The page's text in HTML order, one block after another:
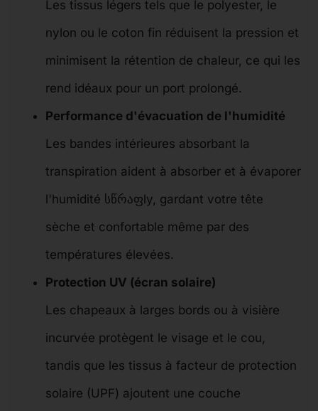
Les tissus légers tels que le polyester, le
nylon ou le coton fin réduisent la pression et
minimisent la rétention de chaleur, ce qui les
rend idéaux pour un port prolongé.
Performance d'évacuation de l'humidité
Les bandes intérieures absorbant la
transpiration aident à absorber et à évaporer
l'humidité სწრაფly, gardant votre tête
sèche et confortable même par des
températures élevées.
Protection UV (écran solaire)
Les chapeaux à larges bords ou à visière
incurvée protègent le visage et le cou,
tandis que les tissus à facteur de protection
solaire (UPF) ajoutent une couche